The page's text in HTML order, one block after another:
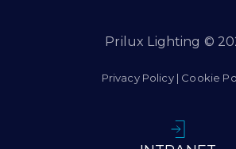
Prilux Lighting ©
Privacy Policy| Cookie